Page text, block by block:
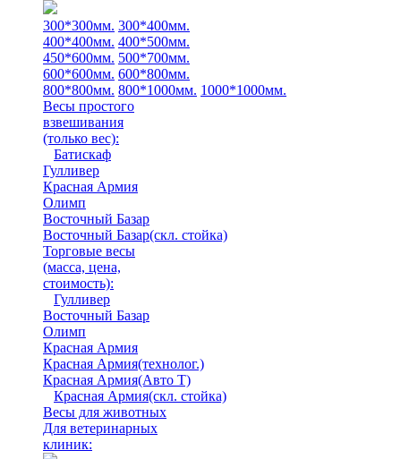
300*300мм. 300*400мм.
400*400мм. 400*500мм.
450*600мм. 500*700мм.
600*600мм. 600*800мм.
800*800мм. 800*1000мм. 1000*1000мм.
Весы простого
взвешивания
(только вес):
Батискаф
Гулливер
Красная Армия
Олимп
Восточный Базар
Восточный Базар(скл. стойка)
Торговые весы
(масса, цена,
стоимость):
Гулливер
Восточный Базар
Олимп
Красная Армия
Красная Армия(технолог.)
Красная Армия(Авто Т)
Красная Армия(скл. стойка)
Весы для животных
Для ветеринарных
клиник: